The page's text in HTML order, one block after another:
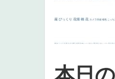
厳 びっくり 花畑 橋 花 カメラ目線 補色 こっち
画質 ヴィーナス 剣 哀愁 白人少女 食事中 山本芳翠 麦 女神 ローマ教皇 奥行き 火起こし 東方の三博士 雪